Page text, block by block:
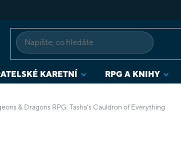
KARETNÍ RPG A KNIHY
& Dragons RPG: Tasha's Cauldron of Everything